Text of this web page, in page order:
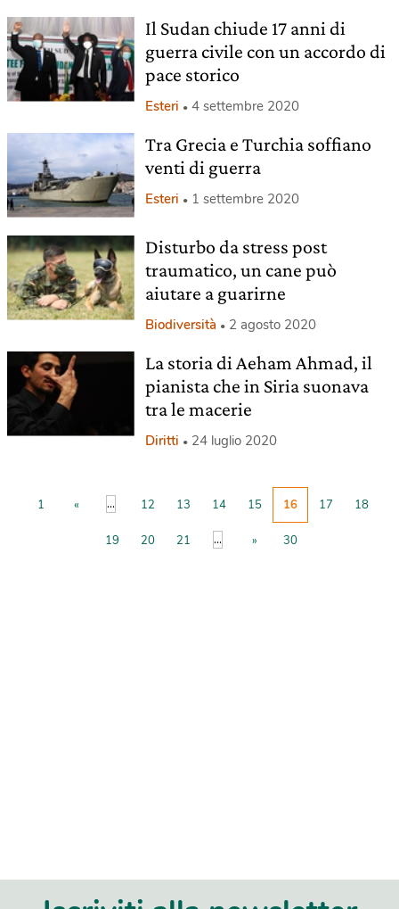
Il Sudan chiude 17 anni di
guerra civile con un accordo di
pace storico
Esteri 4 settembre 2020
Tra Grecia e Turchia soffiano
venti di guerra
Esteri 1 settembre 2020
Disturbo da stress post
traumatico, un cane può
aiutare a guarirne
Biodiversità 2 agosto 2020
La storia di Aeham Ahmad, il
pianista che in Siria suonava
tra le macerie
Diritti 24 luglio 2020
1 « ... 12 13 14 15 16 17 18
19 20 21 ... » 30